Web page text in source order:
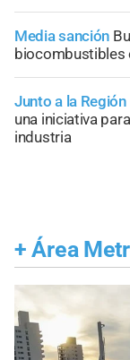
Media sanción
biocombustibles
Junto a la Región
una iniciativa
industria
+ Área